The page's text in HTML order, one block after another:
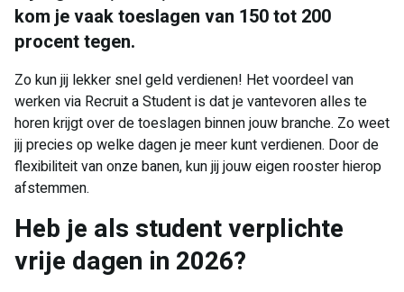
kom je vaak toeslagen van 150 tot 200
procent tegen.
Zo kun jij lekker snel geld verdienen! Het voordeel van
werken via Recruit a Student is dat je vantevoren alles te
horen krijgt over de toeslagen binnen jouw branche. Zo weet
jij precies op welke dagen je meer kunt verdienen. Door de
flexibiliteit van onze banen, kun jij jouw eigen rooster hierop
afstemmen.
Heb je als student verplichte
vrije dagen in 2026?